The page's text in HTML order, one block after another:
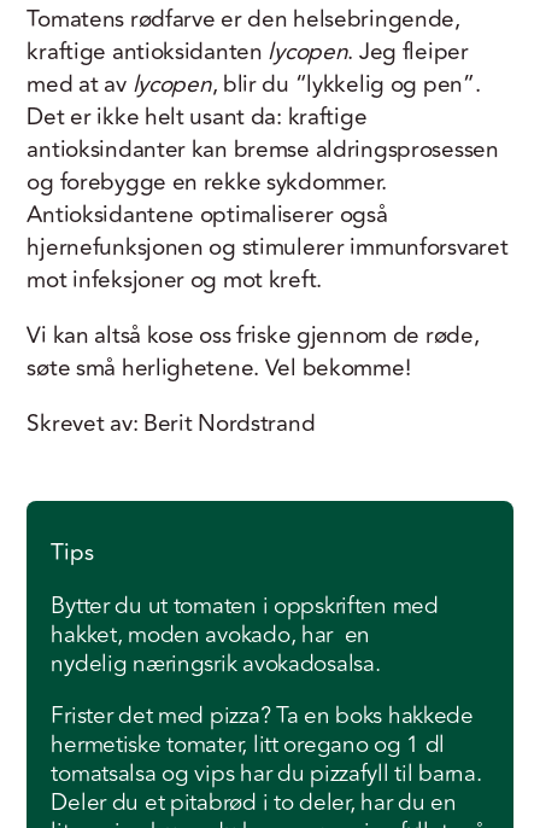
Tomatens rødfarve er den helsebringende,
kraftige antioksidanten lycopen. Jeg fleiper
med at av lycopen, blir du “lykkelig og pen”.
Det er ikke helt usant da: kraftige
antioksindanter kan bremse aldringsprosessen
og forebygge en rekke sykdommer.
Antioksidantene optimaliserer også
hjernefunksjonen og stimulerer immunforsvaret
mot infeksjoner og mot kreft.
Vi kan altså kose oss friske gjennom de røde,
søte små herlighetene. Vel bekomme!
Skrevet av: Berit Nordstrand
Tips
Bytter du ut tomaten i oppskriften med
hakket, moden avokado, har en
nydelig næringsrik avokadosalsa.
Frister det med pizza? Ta en boks hakkede
hermetiske tomater, litt oregano og 1 dl
tomatsalsa og vips har du pizzafyll til barna.
Deler du et pitabrød i to deler, har du en